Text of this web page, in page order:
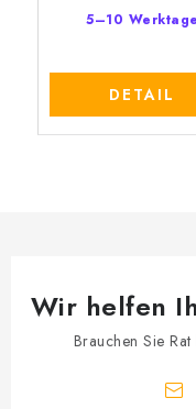
5–10 Werktage
DETAIL
Wir helfen
Brauchen Sie